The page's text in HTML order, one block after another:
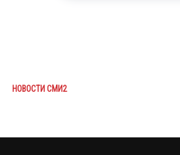
НОВОСТИ СМИ2